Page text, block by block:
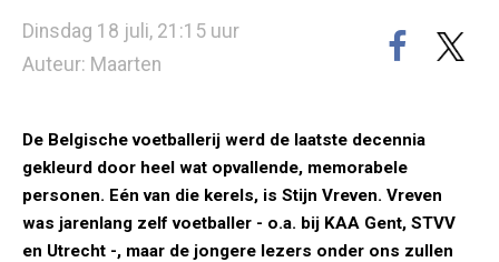
Dinsdag 18 juli, 21:15 uur
Auteur: Maarten
De Belgische voetballerij werd de laatste decennia
gekleurd door heel wat opvallende, memorabele
personen. Eén van die kerels, is Stijn Vreven. Vreven
was jarenlang zelf voetballer - o.a. bij KAA Gent, STVV
en Utrecht -, maar de jongere lezers onder ons zullen